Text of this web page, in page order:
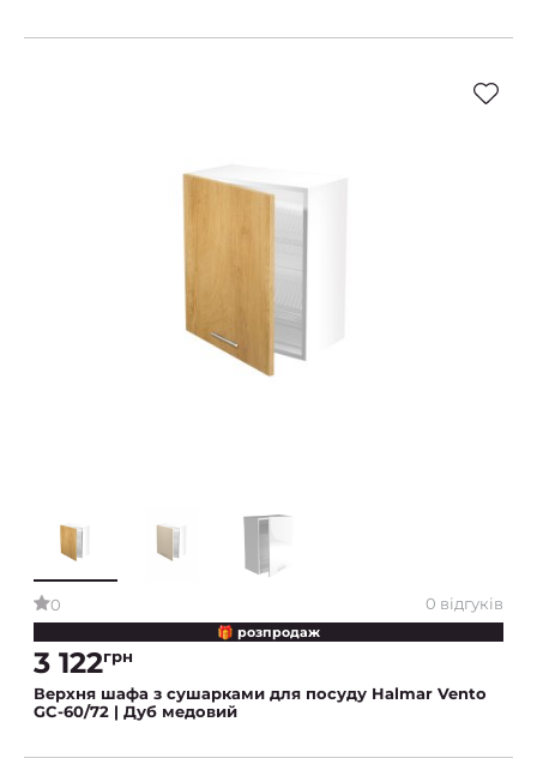
0 0 відгуків
🎁 розпродаж
3 122грн
Верхня шафа з сушарками для посуду Halmar Vento
GC-60/72 | Дуб медовий